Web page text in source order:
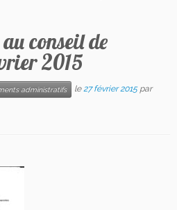
conseil de
2015
administratifs le27 février 2015 par